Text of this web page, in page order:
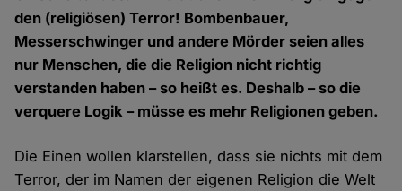
den (religiösen) Terror! Bombenbauer,
Messerschwinger und andere Mörder seien alles
nur Menschen, die die Religion nicht richtig
verstanden haben – so heißt es. Deshalb – so die
verquere Logik – müsse es mehr Religionen geben.
Die Einen wollen klarstellen, dass sie nichts mit dem
Terror, der im Namen der eigenen Religion die Welt